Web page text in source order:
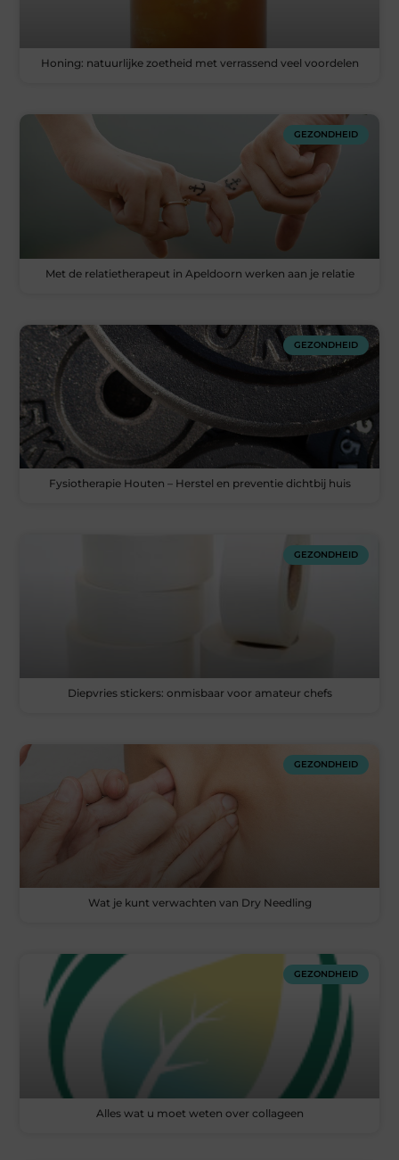
Honing: natuurlijke zoetheid met verrassend veel voordelen
GEZONDHEID
Met de relatietherapeut in Apeldoorn werken aan je relatie
GEZONDHEID
Fysiotherapie Houten – Herstel en preventie dichtbij huis
GEZONDHEID
Diepvries stickers: onmisbaar voor amateur chefs
GEZONDHEID
Wat je kunt verwachten van Dry Needling
GEZONDHEID
Alles wat u moet weten over collageen